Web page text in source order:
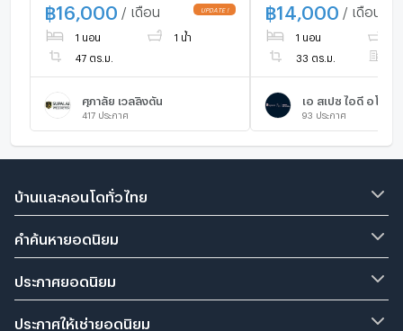
฿16,000 / เดือน
1 นอน 1 น้ำ
47 ตร.ม.
ศุภาลัย เวลลิงตัน
417 ประกาศ
฿14,000 / เดือน
1 นอน
33 ตร.ม.
เอ สเปซ ไอดี อโศก -
93 ประกาศ
บ้านและคอนโดทั่วไทย
คำค้นหายอดนิยม
ประกาศยอดนิยม
ประกาศให้เช่ายอดนิยม